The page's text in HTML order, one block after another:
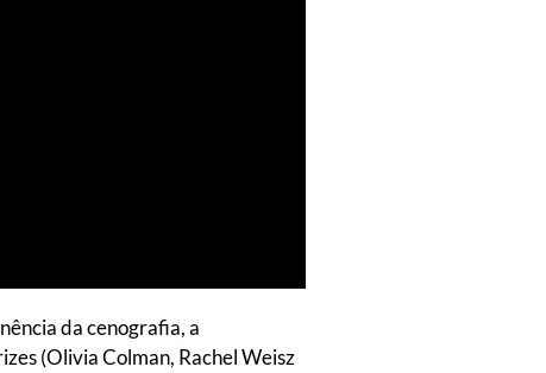
da cenografia, a
(Olivia Colman, Rachel Weisz